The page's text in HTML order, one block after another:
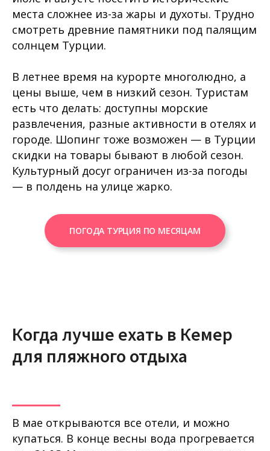
места сложнее из-за жары и духоты. Трудно
смотреть древние памятники под палящим
солнцем Турции.
В летнее время на курорте многолюдно, а
цены выше, чем в низкий сезон. Туристам
есть что делать: доступны морские
развлечения, разные активности в отелях и
городе. Шопинг тоже возможен — в Турции
скидки на товары бывают в любой сезон.
Культурный досуг ограничен из-за погоды
— в полдень на улице жарко.
ПОГОДА ТУРЦИЯ ПО МЕСЯЦАМ
Когда лучше ехать в Кемер
для пляжного отдыха
В мае открываются все отели, и можно
купаться. В конце весны вода прогревается